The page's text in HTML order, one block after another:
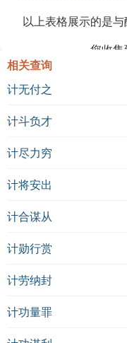
以上表格展示的是
您收集
相关查询
计无付之
计斗负才
计尽力穷
计将安出
计合谋从
计勋行赏
计劳纳封
计功量罪